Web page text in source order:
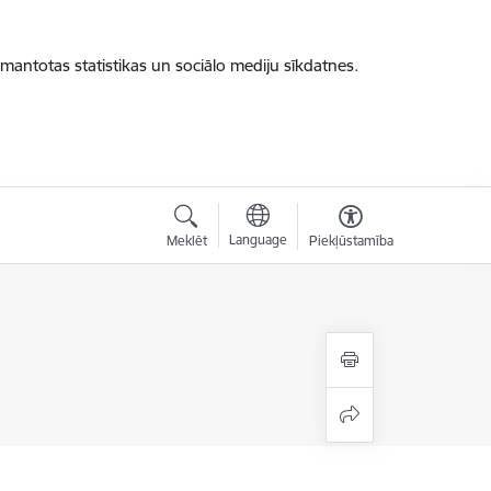
statistikas un sociālo mediju sīkdatnes.
Meklēt Language Piekļūstamība